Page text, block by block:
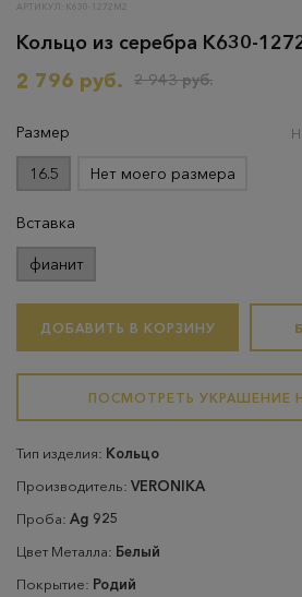
АРТИКУЛ: К630-1272М2
Кольцо из серебра К630-
2 796 руб.
2 943 руб.
Размер
16.5 Нет моего размера
Вставка
фианит
ДОБАВИТЬ В КОРЗИНУ
ПОСМОТРЕТЬ УКРАШЕНИЕ
Тип изделия: Кольцо
Производитель: VERONIKA
Проба: Ag 925
Цвет Металла: Белый
Покрытие: Родий